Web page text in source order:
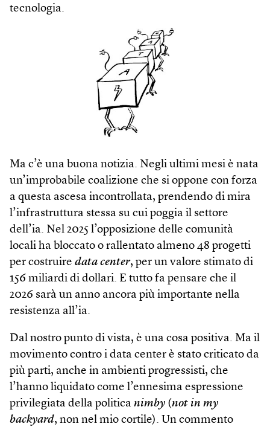
tecnologia.
Ma c’è una buona notizia. Negli ultimi mesi è nata
un’improbabile coalizione che si oppone con forza
a questa ascesa incontrollata, prendendo di mira
l’infrastruttura stessa su cui poggia il settore
dell’ia. Nel 2025 l’opposizione delle comunità
locali ha bloccato o rallentato almeno 48 progetti
per costruire data center, per un valore stimato di
156 miliardi di dollari. E tutto fa pensare che il
2026 sarà un anno ancora più importante nella
resistenza all’ia.
Dal nostro punto di vista, è una cosa positiva. Ma il
movimento contro i data center è stato criticato da
più parti, anche in ambienti progressisti, che
l’hanno liquidato come l’ennesima espressione
privilegiata della politica nimby (not in my
backyard, non nel mio cortile). Un commento